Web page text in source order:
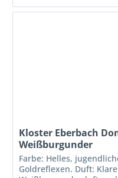
Kloster Eberbach
Weißburgunder
Farbe: Helles,
Goldreflexen. Duft: